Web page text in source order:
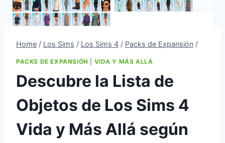
Home / Los Sims / Los Sims 4 / Packs de Expansión /
PACKS DE EXPANSIÓN VIDA Y MÁS ALLÁ
Descubre la Lista de
Objetos de Los Sims 4
Vida y Más Allá según